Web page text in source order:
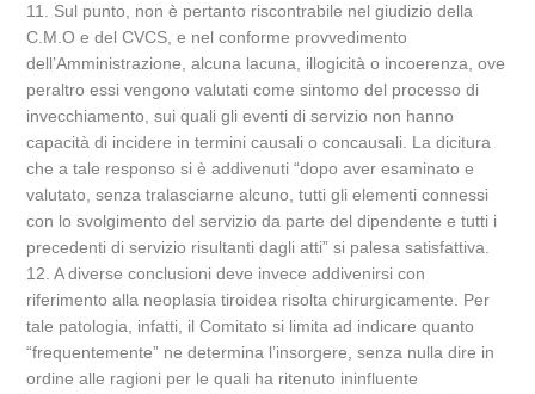
11. Sul punto, non è pertanto riscontrabile nel giudizio della
C.M.O e del CVCS, e nel conforme provvedimento
dell’Amministrazione, alcuna lacuna, illogicità o incoerenza, ove
peraltro essi vengono valutati come sintomo del processo di
invecchiamento, sui quali gli eventi di servizio non hanno
capacità di incidere in termini causali o concausali. La dicitura
che a tale responso si è addivenuti “dopo aver esaminato e
valutato, senza tralasciarne alcuno, tutti gli elementi connessi
con lo svolgimento del servizio da parte del dipendente e tutti i
precedenti di servizio risultanti dagli atti” si palesa satisfattiva.
12. A diverse conclusioni deve invece addivenirsi con
riferimento alla neoplasia tiroidea risolta chirurgicamente. Per
tale patologia, infatti, il Comitato si limita ad indicare quanto
“frequentemente” ne determina l’insorgere, senza nulla dire in
ordine alle ragioni per le quali ha ritenuto ininfluente